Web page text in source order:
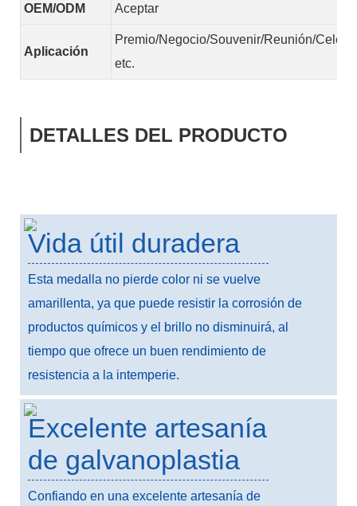
OEM/ODM Aceptar
Aplicación
Premio/Negocio/Souvenir/Reunión/
etc.
DETALLES DEL PRODUCTO
Vida útil duradera
Esta medalla no pierde color ni se vuelve
amarillenta, ya que puede resistir la corrosión de
productos químicos y el brillo no disminuirá, al
tiempo que ofrece un buen rendimiento de
resistencia a la intemperie.
Excelente artesanía
de galvanoplastia
Confiando en una excelente artesanía de